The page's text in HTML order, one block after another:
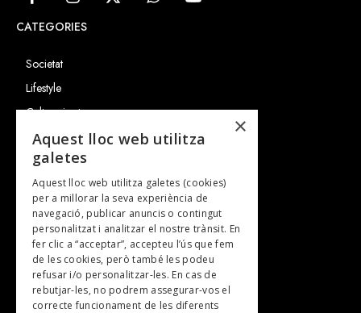
CATEGORIES
Societat
Lifestyle
Cultura i art
Entrevistes
Gastronomia
TV
Plans per fer
Revistes
SUBSCRIU-TE A LA NOSTRA NEWSLETTER!
×
Aquest lloc web utilitza
galetes
Aquest lloc web utilitza galetes (cookies)
per a millorar la seva experiència de
navegació, publicar anuncis o contingut
personalitzat i analitzar el nostre trànsit. En
fer clic a “acceptar”, accepteu l’ús que fem
de les cookies, però també les podeu
refusar i/o personalitzar-les. En cas de
rebutjar-les, no podrem assegurar-vos el
correcte funcionament de les diferents